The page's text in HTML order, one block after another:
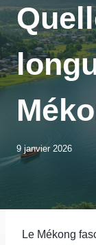
9 janvier 2026
Le Mékong